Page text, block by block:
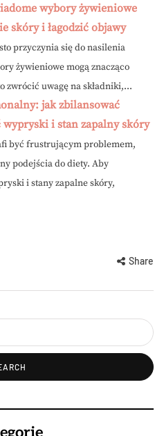
wybory żywieniowe
skóry i łagodzić objawy
przyczynia się do nasilenia
żywieniowe mogą znacząco
zwrócić uwagę na składniki,...
jak zbilansować
i stan zapalny skóry
być frustrującym problemem,
podejścia do diety. Aby
i stany zapalne skóry,
Share